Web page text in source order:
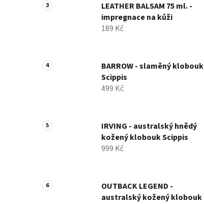
LEATHER BALSAM 75 ml. -
impregnace na kůži
189 Kč
BARROW - slaměný klobouk
Scippis
499 Kč
IRVING - australský hnědý
kožený klobouk Scippis
999 Kč
OUTBACK LEGEND -
australský kožený klobouk